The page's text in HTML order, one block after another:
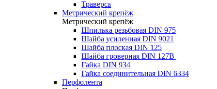
Траверса
Метрический крепёж
Метрический крепёж
Шпилька резьбовая DIN 975
Шайба усиленная DIN 9021
Шайба плоская DIN 125
Шайба гроверная DIN 127B
Гайка DIN 934
Гайка соединительная DIN 6334
Перфолента